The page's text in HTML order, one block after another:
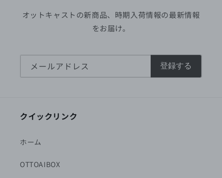
オットキャストの新商品、時期入荷情報の最新情報
をお届け。
メールアドレス 登録する
クイックリンク
ホーム
OTTOAIBOX